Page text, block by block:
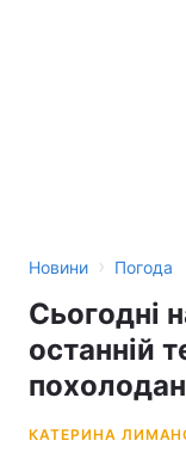
Новини › Погода
Сьогодні
останній
КАТЕРИНА